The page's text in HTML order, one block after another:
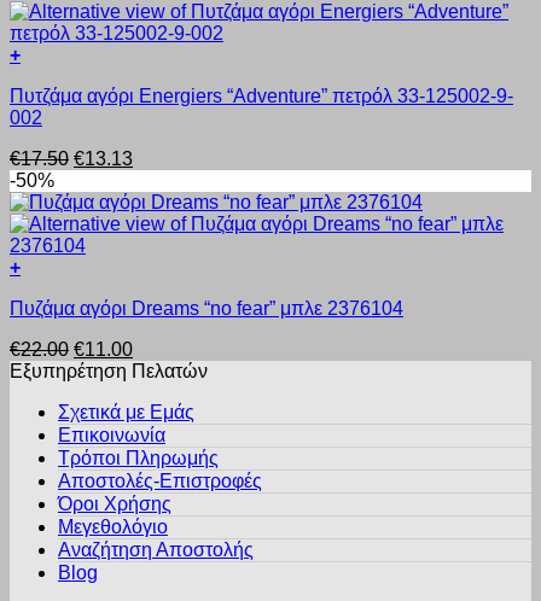
επιλογές
μπορούν
να
στη
σελίδα
προϊόντος
€14.20.
+
το
προϊόν
πολλαπλές
παραλλαγές.
Οι
επιλογές
μπορούν
να
στη
του
προϊόντος
Πυτζάμα αγόρι Energiers “Adventure” πετρόλ 33-125002-9-
002
€17.50 Original
was:
€17.50.
€13.13Η
τιμή
είναι:
-50%
+
το
έχει
πολλαπλές
επιλογές
μπορούν
επιλεγούν
σελίδα
Πυζάμα αγόρι Dreams “no fear” μπλε 2376104
€22.00 Original
price
€22.00.
€11.00Η
τρέχουσα
είναι:
€11.00.
Εξυπηρέτηση Πελατών
Σχετικά με Εμάς
Επικοινωνία
Τρόποι Πληρωμής
Αποστολές-Επιστροφές
Όροι Χρήσης
Μεγεθολόγιο
Αναζήτηση Αποστολής
Blog